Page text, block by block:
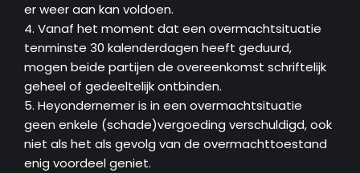
er weer aan kan voldoen.
4. Vanaf het moment dat een overmachtsituatie
tenminste 30 kalenderdagen heeft geduurd,
mogen beide partijen de overeenkomst schriftelijk
geheel of gedeeltelijk ontbinden.
5. Heyondernemer is in een overmachtsituatie
geen enkele (schade)vergoeding verschuldigd, ook
niet als het als gevolg van de overmachttoestand
enig voordeel geniet.